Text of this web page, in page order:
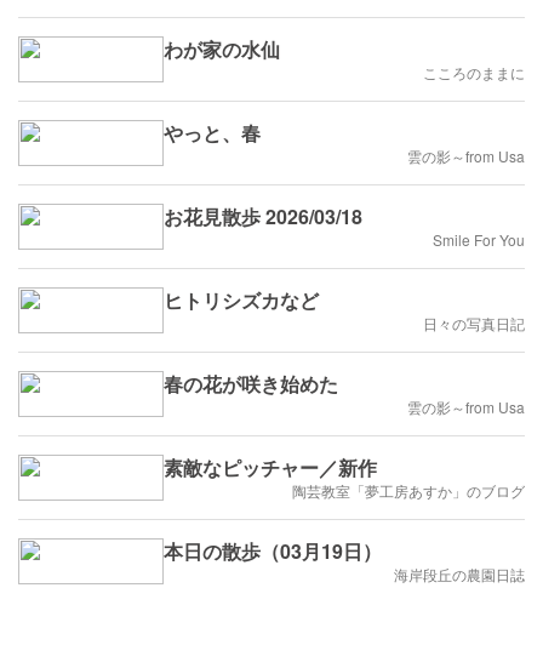
わが家の水仙
こころのままに
やっと、春
雲の影～from Usa
お花見散歩 2026/03/18
Smile For You
ヒトリシズカなど
日々の写真日記
春の花が咲き始めた
雲の影～from Usa
素敵なピッチャー／新作
陶芸教室「夢工房あすか」のブログ
本日の散歩（03月19日）
海岸段丘の農園日誌